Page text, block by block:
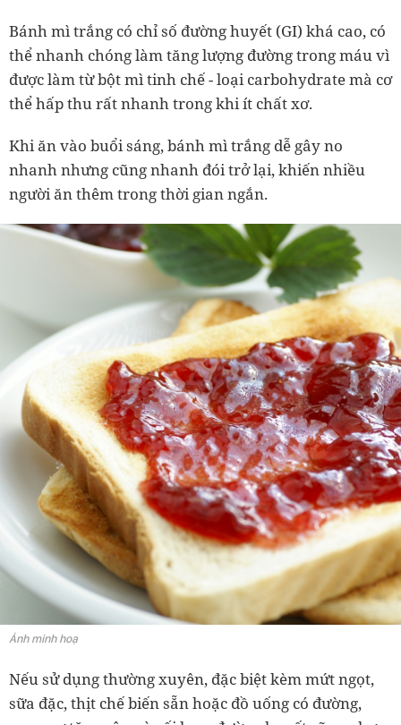
Bánh mì trắng có chỉ số đường huyết (GI) khá cao, có
thể nhanh chóng làm tăng lượng đường trong máu vì
được làm từ bột mì tinh chế - loại carbohydrate mà cơ
thể hấp thu rất nhanh trong khi ít chất xơ.
Khi ăn vào buổi sáng, bánh mì trắng dễ gây no
nhanh nhưng cũng nhanh đói trở lại, khiến nhiều
người ăn thêm trong thời gian ngắn.
Ảnh minh hoạ
Nếu sử dụng thường xuyên, đặc biệt kèm mứt ngọt,
sữa đặc, thịt chế biến sẵn hoặc đồ uống có đường,